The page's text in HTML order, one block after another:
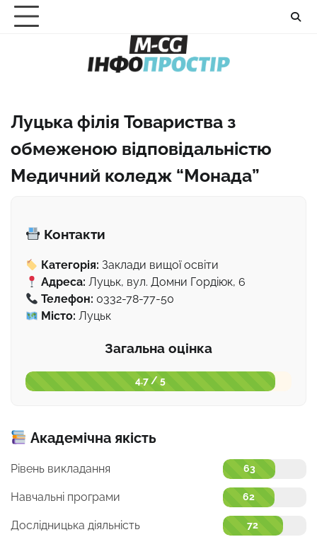
Перейти
Луцька філія Товариства з
обмеженою відповідальністю
Медичний коледж “Монада”
Контакти
Категорія: Заклади вищої освіти
Адреса: Луцьк, вул. Домни Гордіюк, 6
Телефон: 0332-78-77-50
Місто: Луцьк
Загальна оцінка
4.7 / 5
Академічна якість
Рівень викладання 63
Навчальні програми 62
Дослідницька діяльність 72